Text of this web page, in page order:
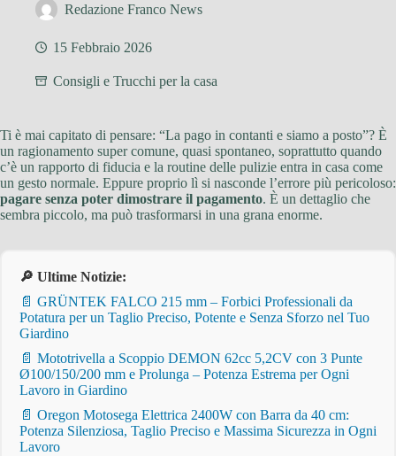
Redazione Franco News
15 Febbraio 2026
Consigli e Trucchi per la casa
Ti è mai capitato di pensare: “La pago in contanti e siamo a posto”? È
un ragionamento super comune, quasi spontaneo, soprattutto quando
c’è un rapporto di fiducia e la routine delle pulizie entra in casa come
un gesto normale. Eppure proprio lì si nasconde l’errore più pericoloso:
pagare senza poter dimostrare il pagamento. È un dettaglio che
sembra piccolo, ma può trasformarsi in una grana enorme.
🔎 Ultime Notizie:
📄 GRÜNTEK FALCO 215 mm – Forbici Professionali da
Potatura per un Taglio Preciso, Potente e Senza Sforzo nel Tuo
Giardino
📄 Mototrivella a Scoppio DEMON 62cc 5,2CV con 3 Punte
Ø100/150/200 mm e Prolunga – Potenza Estrema per Ogni
Lavoro in Giardino
📄 Oregon Motosega Elettrica 2400W con Barra da 40 cm:
Potenza Silenziosa, Taglio Preciso e Massima Sicurezza in Ogni
Lavoro